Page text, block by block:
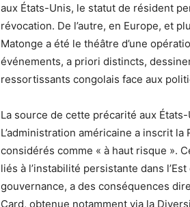
aux États-Unis, le statut de résident
révocation. De l’autre, en Europe, et
Matonge a été le théâtre d’une
événements, a priori distincts,
ressortissants congolais face aux
La source de cette précarité aux
L’administration américaine a inscrit
considérés comme « à haut risque ».
liés à l’instabilité persistante dans
gouvernance, a des conséquences
Card, obtenue notamment via la